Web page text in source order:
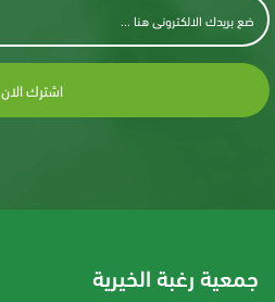
اشترك الان
جمعية رغبة الخيرية